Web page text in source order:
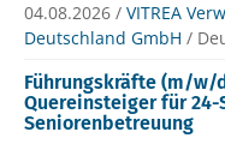
04.08.2026 / VITREA
Deutschland GmbH /
Führungskräfte (m/w/
Quereinsteiger für 24-
Seniorenbetreuung